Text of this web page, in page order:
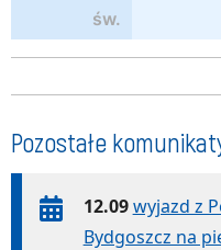
św.
Pozostałe
12.09 wyjazd z
Bydgoszcz na